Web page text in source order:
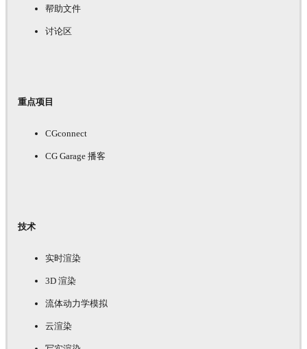
帮助文件
讨论区
重点项目
CGconnect
CG Garage 播客
技术
实时渲染
3D 渲染
流体动力学模拟
云渲染